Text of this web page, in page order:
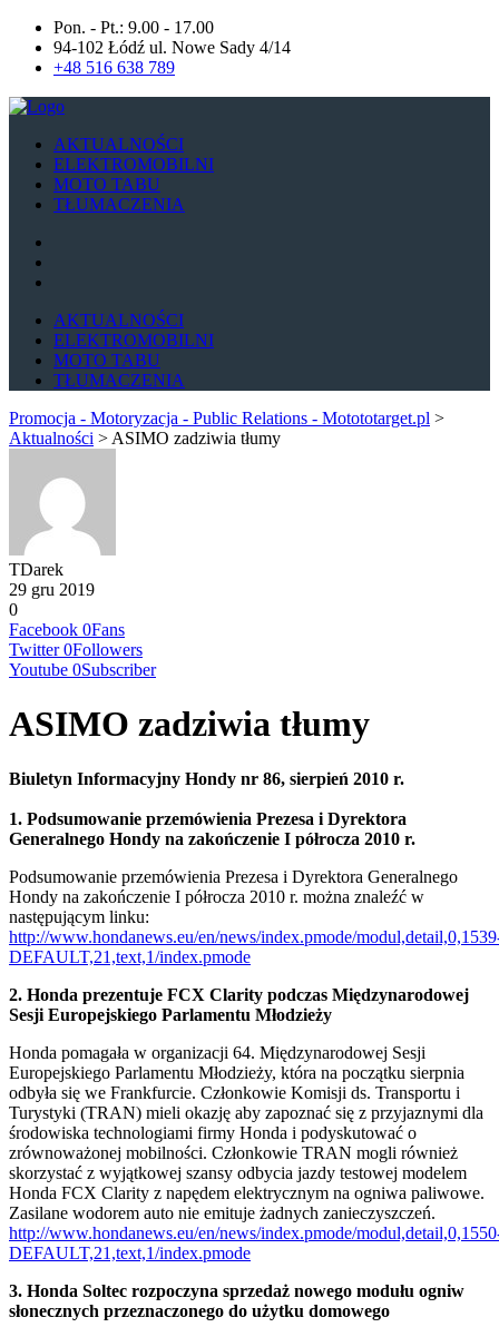
Pon. - Pt.: 9.00 - 17.00
94-102 Łódź ul. Nowe Sady 4/14
+48 516 638 789
AKTUALNOŚCI
ELEKTROMOBILNI
MOTO TABU
TŁUMACZENIA
AKTUALNOŚCI
ELEKTROMOBILNI
MOTO TABU
TŁUMACZENIA
Promocja - Motoryzacja - Public Relations - Motototarget.pl >
Aktualności > ASIMO zadziwia tłumy
TDarek
29 gru 2019
0
Facebook 0Fans
Twitter 0Followers
Youtube 0Subscriber
ASIMO zadziwia tłumy
Biuletyn Informacyjny Hondy nr 86, sierpień 2010 r.
1. Podsumowanie przemówienia Prezesa i Dyrektora
Generalnego Hondy na zakończenie I półrocza 2010 r.
Podsumowanie przemówienia Prezesa i Dyrektora Generalnego
Hondy na zakończenie I półrocza 2010 r. można znaleźć w
następującym linku:
http://www.hondanews.eu/en/news/index.pmode/
DEFAULT,21,text,1/index.pmode
2. Honda prezentuje FCX Clarity podczas Międzynarodowej
Sesji Europejskiego Parlamentu Młodzieży
Honda pomagała w organizacji 64. Międzynarodowej Sesji
Europejskiego Parlamentu Młodzieży, która na początku sierpnia
odbyła się we Frankfurcie. Członkowie Komisji ds. Transportu i
Turystyki (TRAN) mieli okazję aby zapoznać się z przyjaznymi dla
środowiska technologiami firmy Honda i podyskutować o
zrównoważonej mobilności. Członkowie TRAN mogli również
skorzystać z wyjątkowej szansy odbycia jazdy testowej modelem
Honda FCX Clarity z napędem elektrycznym na ogniwa paliwowe.
Zasilane wodorem auto nie emituje żadnych zanieczyszczeń.
http://www.hondanews.eu/en/news/index.pmode/
DEFAULT,21,text,1/index.pmode
3. Honda Soltec rozpoczyna sprzedaż nowego modułu ogniw
słonecznych przeznaczonego do użytku domowego